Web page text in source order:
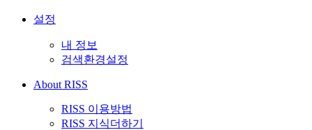
설정
내 정보
검색환경설정
About RISS
RISS 이용방법
RISS 지식더하기